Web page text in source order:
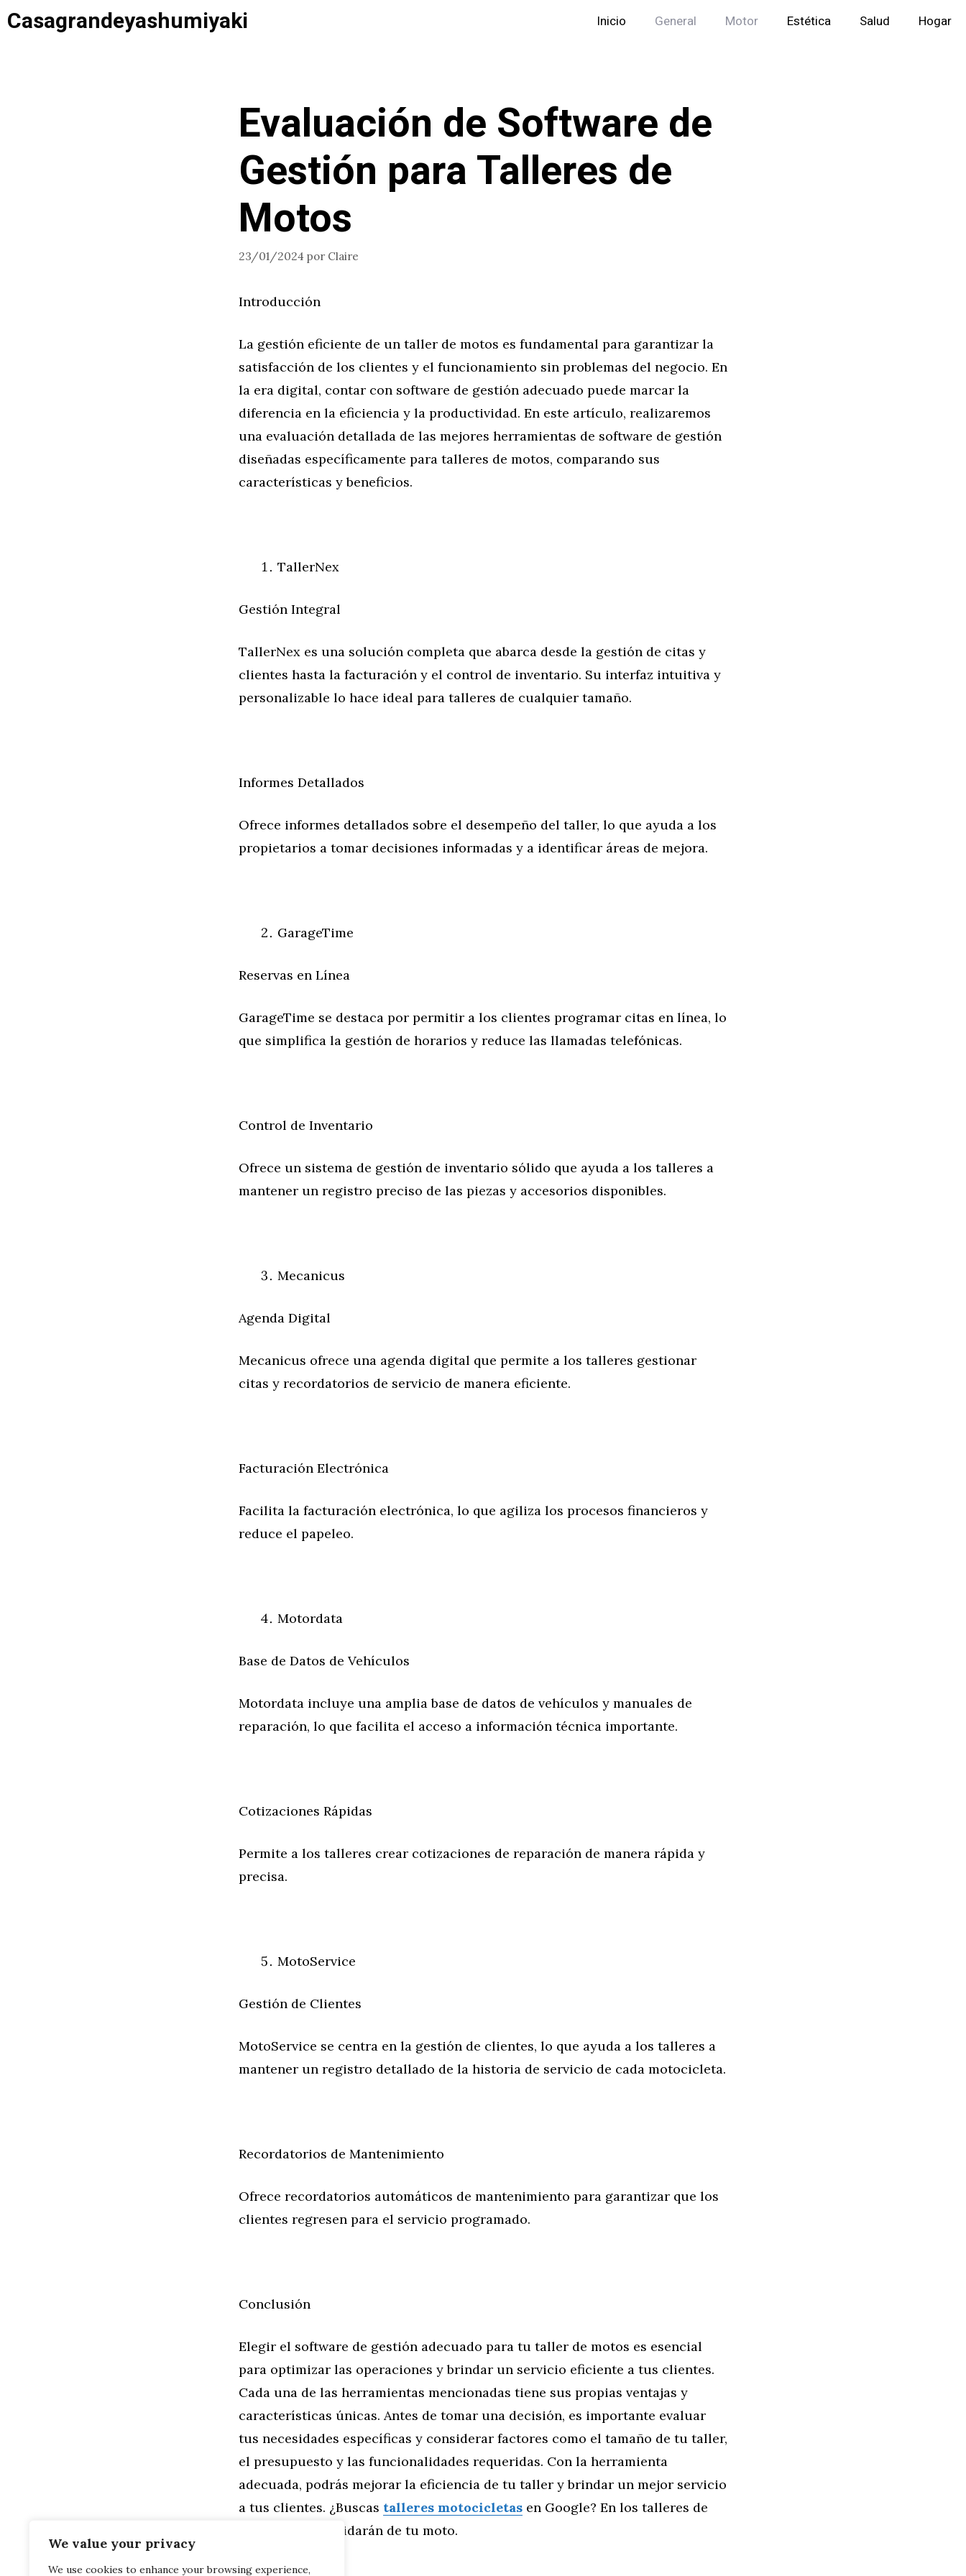
We value your privacy
We use cookies to enhance your browsing experience,
Saltar
Casagrandeyashumiyaki Inicio General Motor Estética Salud Hogar
Evaluación de Software de
Gestión para Talleres de
Motos
23/01/2024 por Claire
Introducción
La gestión eficiente de un taller de motos es fundamental para garantizar la
satisfacción de los clientes y el funcionamiento sin problemas del negocio. En
la era digital, contar con software de gestión adecuado puede marcar la
diferencia en la eficiencia y la productividad. En este artículo, realizaremos
una evaluación detallada de las mejores herramientas de software de gestión
diseñadas específicamente para talleres de motos, comparando sus
características y beneficios.
TallerNex
Gestión Integral
TallerNex es una solución completa que abarca desde la gestión de citas y
clientes hasta la facturación y el control de inventario. Su interfaz intuitiva y
personalizable lo hace ideal para talleres de cualquier tamaño.
Informes Detallados
Ofrece informes detallados sobre el desempeño del taller, lo que ayuda a los
propietarios a tomar decisiones informadas y a identificar áreas de mejora.
GarageTime
Reservas en Línea
GarageTime se destaca por permitir a los clientes programar citas en línea, lo
que simplifica la gestión de horarios y reduce las llamadas telefónicas.
Control de Inventario
Ofrece un sistema de gestión de inventario sólido que ayuda a los talleres a
mantener un registro preciso de las piezas y accesorios disponibles.
Mecanicus
Agenda Digital
Mecanicus ofrece una agenda digital que permite a los talleres gestionar
citas y recordatorios de servicio de manera eficiente.
Facturación Electrónica
Facilita la facturación electrónica, lo que agiliza los procesos financieros y
reduce el papeleo.
Motordata
Base de Datos de Vehículos
Motordata incluye una amplia base de datos de vehículos y manuales de
reparación, lo que facilita el acceso a información técnica importante.
Cotizaciones Rápidas
Permite a los talleres crear cotizaciones de reparación de manera rápida y
precisa.
MotoService
Gestión de Clientes
MotoService se centra en la gestión de clientes, lo que ayuda a los talleres a
mantener un registro detallado de la historia de servicio de cada motocicleta.
Recordatorios de Mantenimiento
Ofrece recordatorios automáticos de mantenimiento para garantizar que los
clientes regresen para el servicio programado.
Conclusión
Elegir el software de gestión adecuado para tu taller de motos es esencial
para optimizar las operaciones y brindar un servicio eficiente a tus clientes.
Cada una de las herramientas mencionadas tiene sus propias ventajas y
características únicas. Antes de tomar una decisión, es importante evaluar
tus necesidades específicas y considerar factores como el tamaño de tu taller,
el presupuesto y las funcionalidades requeridas. Con la herramienta
adecuada, podrás mejorar la eficiencia de tu taller y brindar un mejor servicio
a tus clientes. ¿Buscas talleres motocicletas en Google? En los talleres de
Crestanevada cuidarán de tu moto.
Categorías
General,Motor